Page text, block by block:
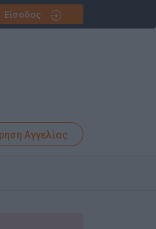
Είσοδος
Αγγελίας